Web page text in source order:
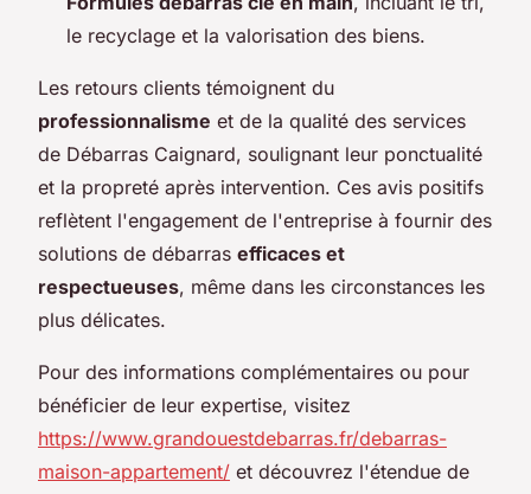
le recyclage et la valorisation des biens.
Les retours clients témoignent du
professionnalisme et de la qualité des services
de Débarras Caignard, soulignant leur ponctualité
et la propreté après intervention. Ces avis positifs
reflètent l'engagement de l'entreprise à fournir des
solutions de débarras efficaces et
respectueuses, même dans les circonstances les
plus délicates.
Pour des informations complémentaires ou pour
bénéficier de leur expertise, visitez
https://www.grandouestdebarras.fr/debarras-
maison-appartement/ et découvrez l'étendue de